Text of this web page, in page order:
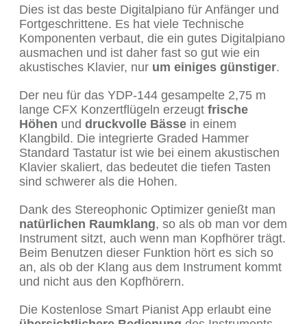
Dies ist das beste Digitalpiano für Anfänger und
Fortgeschrittene. Es hat viele Technische
Komponenten verbaut, die ein gutes Digitalpiano
ausmachen und ist daher fast so gut wie ein
akustisches Klavier, nur um einiges günstiger.
Der neu für das YDP-144 gesampelte 2,75 m
lange CFX Konzertflügeln erzeugt frische
Höhen und druckvolle Bässe in einem
Klangbild. Die integrierte Graded Hammer
Standard Tastatur ist wie bei einem akustischen
Klavier skaliert, das bedeutet die tiefen Tasten
sind schwerer als die Hohen.
Dank des Stereophonic Optimizer genießt man
natürlichen Raumklang, so als ob man vor dem
Instrument sitzt, auch wenn man Kopfhörer trägt.
Beim Benutzen dieser Funktion hört es sich so
an, als ob der Klang aus dem Instrument kommt
und nicht aus den Kopfhörern.
Die Kostenlose Smart Pianist App erlaubt eine